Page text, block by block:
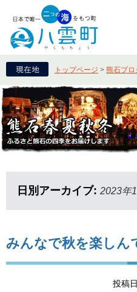
トップページ > 熊石ブロ
日別アーカイブ: 2023年
みんなで秋を楽し
投稿